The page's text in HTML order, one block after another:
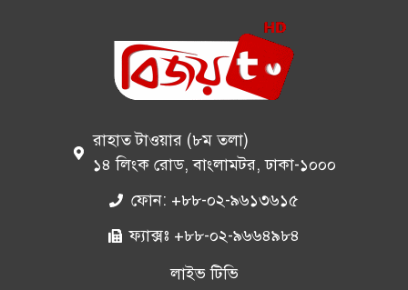
রাহাত টাওয়ার (৮ম তলা)
১৪ লিংক রোড, বাংলামটর, ঢাকা-১০০০
ফোন: +৮৮-০২-৯৬১৩৬১৫
ফ্যাক্সঃ +৮৮-০২-৯৬৬৪৯৮৪
লাইভ টিভি